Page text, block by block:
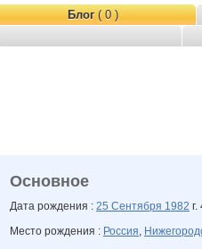
Блог( 0 )
Основное
Дата рождения : 25 Сентября 1982
Место рождения : Россия,